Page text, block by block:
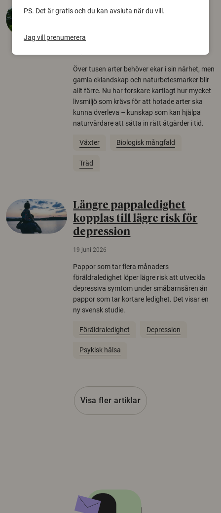
Så mycket eklandskap
arter
Över tusen arter behöver ekar i sin närhet, men
gamla eklandskap och naturbetesmarker blir
allt färre. Nu har forskare kartlagt hur mycket
livsmiljö som krävs för att hotade arter ska
kunna överleva – kunskap som kan hjälpa
naturvårdare att sätta in rätt åtgärder i tid.
Växter Biologisk mångfald
Träd
Längre pappaledighet
kopplas till lägre risk för
depression
19 juni 2026
Pappor som tar flera månaders
föräldraledighet löper lägre risk att utveckla
depressiva symtom under småbarnsåren än
pappor som tar kortare ledighet. Det visar en
ny svensk studie.
Föräldraledighet Depression
Psykisk hälsa
Visa fler artiklar
PS. Det är gratis och du kan avsluta när du vill.
Jag vill prenumerera